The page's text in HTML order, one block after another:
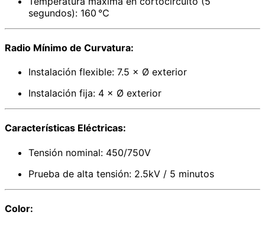
segundos): 160 ℃
Radio Mínimo de Curvatura:
Instalación flexible: 7.5 × Ø exterior
Instalación fija: 4 × Ø exterior
Características Eléctricas:
Tensión nominal: 450/750V
Prueba de alta tensión: 2.5kV / 5 minutos
Color: